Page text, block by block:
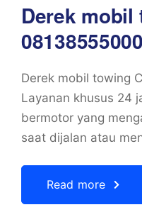
Derek
Derek mobil towing
Layanan khusus 24
bermotor yang
saat dijalan atau
Read more